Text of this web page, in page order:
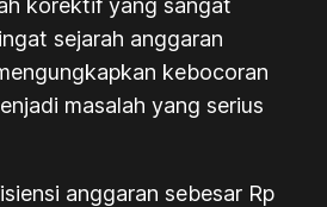
korektif yang sangat
sejarah anggaran
kebocoran
masalah yang serius
anggaran sebesar Rp